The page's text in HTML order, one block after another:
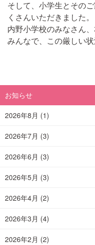
そして、小学生とその
くさんいただきました。
内野小学校のみなさん
みんなで、この厳しい
お知らせ
2026年8月 (1)
2026年7月 (3)
2026年6月 (3)
2026年5月 (3)
2026年4月 (2)
2026年3月 (4)
2026年2月 (2)